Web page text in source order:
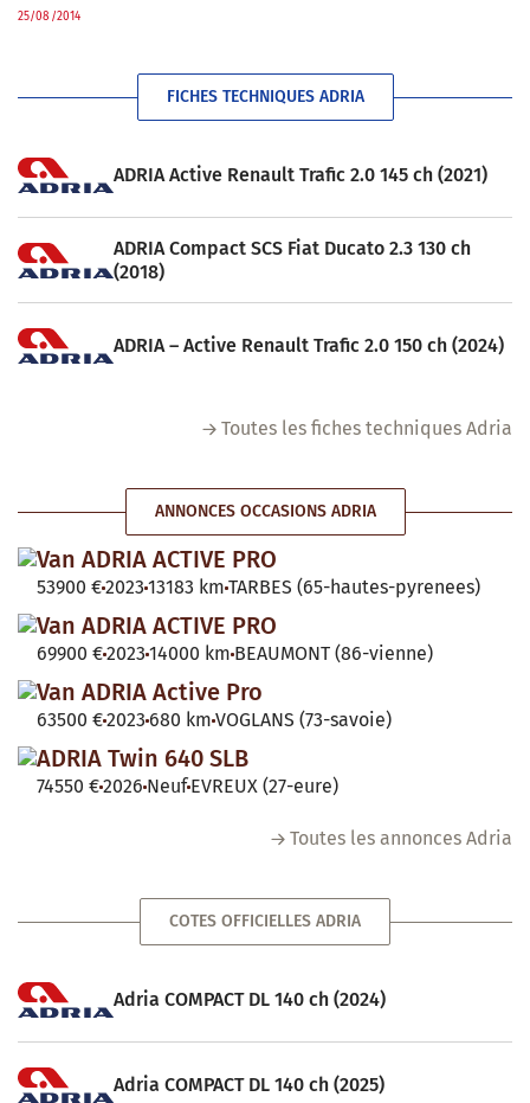
25/08/2014
FICHES TECHNIQUES ADRIA
ADRIA Active Renault Trafic 2.0 145 ch (2021)
ADRIA Compact SCS Fiat Ducato 2.3 130 ch
(2018)
ADRIA – Active Renault Trafic 2.0 150 ch (2024)
Toutes les fiches techniques Adria
ANNONCES OCCASIONS ADRIA
Van ADRIA ACTIVE PRO
53900 €2023 13183 km TARBES (65-hautes-pyrenees)
Van ADRIA ACTIVE PRO
69900 €2023 14000 km BEAUMONT (86-vienne)
Van ADRIA Active Pro
63500 €2023 680 km VOGLANS (73-savoie)
ADRIA Twin 640 SLB
74550 €2026 Neuf EVREUX (27-eure)
Toutes les annonces Adria
COTES OFFICIELLES ADRIA
Adria COMPACT DL 140 ch (2024)
Adria COMPACT DL 140 ch (2025)